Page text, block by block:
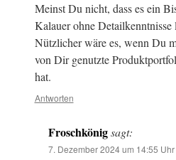
Meinst Du nicht, dass es ein
Kalauer ohne Detailkenntnisse
Nützlicher wäre es, wenn Du
von Dir genutzte
hat.
Antworten
Froschkönigsagt:
7. Dezember 2024 um 14:55 Uhr